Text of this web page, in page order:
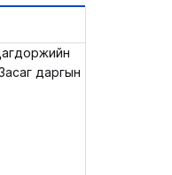
МЭДЭЭ
даргын